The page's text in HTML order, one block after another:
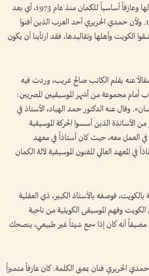
الذي سيخلفه في قيادة فرقة الموسيقى بالإذاعة الكويتية، رئيساً لها وعازفاً أساسياً للكمان منذ عام 1973، أي بعد
رحيل رزق الله إلى جوار ربه في السادس من يونيو من عام 1972. ولأن حمدي الحريري أحد العرب الذين أفنوا
الكويت وأهلها وتقاليدها، فقد ارتأينا أن يكون
«القبس» الكويتية في العاشر من أبريل 2006، مقالاً عنه بقلم الكاتب صالح غريب، وردت فيه
مجموعة من أشهر الموسيقيين المصريين:
وقال عنه الدكتور حمد الهباد، الأستاذ في
الأساتذة الذين أسسوا الحركة الموسيقية
في العمل معه، حيث كان أستاذاً في معهد
إلى 1975م، ثم بعد ذلك أستاذاً في المعهد العالي للفنون الموسيقية لآلة الكمان
بالكويت، فوصفه بالأستاذ الكبير، ذي العقلية
الكويت وفهم الموسيقى الكويتية من ناحية
مضيفاً أنه كان إذا سمع شيئاً غير طبيعي، ينصحك
الحريري فنان بمعنى الكلمة. كان عازفاً متميزاً